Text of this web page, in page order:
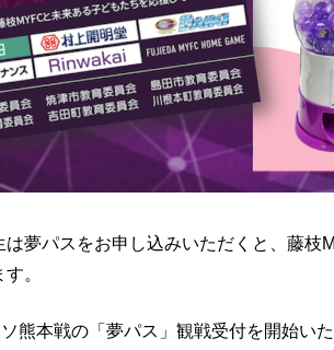
は夢パスをお申し込みいただくと、藤
。
熊本戦の「夢パス」観戦受付を開始いた